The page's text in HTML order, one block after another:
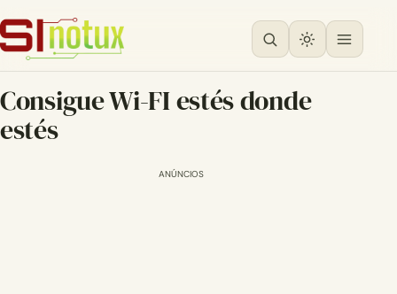
Consigue Wi-FI estés donde
estés
ANÚNCIOS